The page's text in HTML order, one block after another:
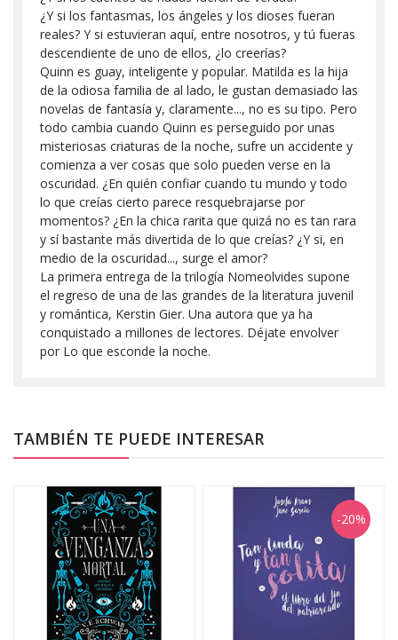
¿Y si los fantasmas, los ángeles y los dioses fueran
reales? Y si estuvieran aquí, entre nosotros, y tú fueras
descendiente de uno de ellos, ¿lo creerías?
Quinn es guay, inteligente y popular. Matilda es la hija
de la odiosa familia de al lado, le gustan demasiado las
novelas de fantasía y, claramente..., no es su tipo. Pero
todo cambia cuando Quinn es perseguido por unas
misteriosas criaturas de la noche, sufre un accidente y
comienza a ver cosas que solo pueden verse en la
oscuridad. ¿En quién confiar cuando tu mundo y todo
lo que creías cierto parece resquebrajarse por
momentos? ¿En la chica rarita que quizá no es tan rara
y sí bastante más divertida de lo que creías? ¿Y si, en
medio de la oscuridad..., surge el amor?
La primera entrega de la trilogía Nomeolvides supone
el regreso de una de las grandes de la literatura juvenil
y romántica, Kerstin Gier. Una autora que ya ha
conquistado a millones de lectores. Déjate envolver
por Lo que esconde la noche.
TAMBIÉN TE PUEDE INTERESAR
-20%